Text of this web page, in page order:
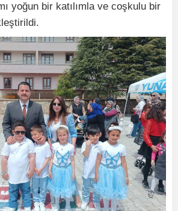
yoğun bir katılımla ve coşkulu bir